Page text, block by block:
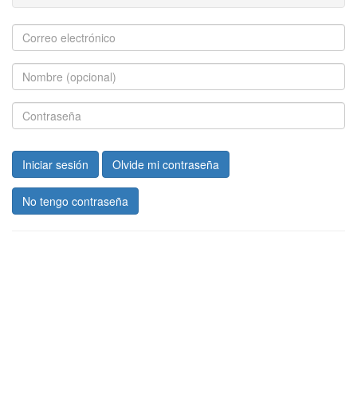
Iniciar sesión Olvide mi contraseña
No tengo contraseña